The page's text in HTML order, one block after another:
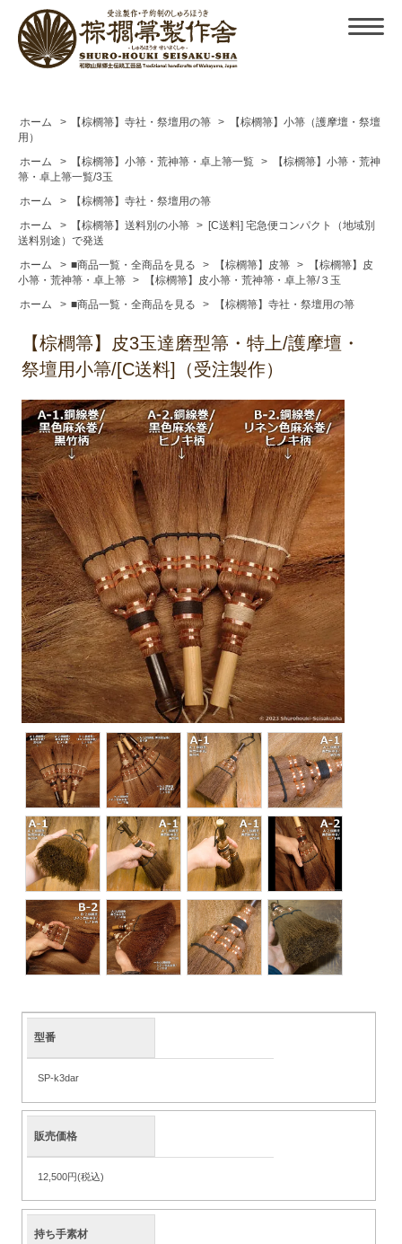
ホーム > 【棕櫚箒】寺社・祭壇用の箒 >
【棕櫚箒】小箒（護摩壇・祭壇
用）
ホーム
> 【棕櫚箒】小箒・荒神箒・卓上箒一覧 >
【棕櫚箒】小箒・荒神
箒・卓上箒一覧/3玉
ホーム
>
【棕櫚箒】寺社・祭壇用の箒
ホーム
> 【棕櫚箒】送料別の小箒 > [C送料] 宅急便コンパクト（地域別
送料別途）で発送
ホーム
> ■商品一覧・全商品を見る > 【棕櫚箒】皮箒 >
【棕櫚箒】皮
小箒・荒神箒・卓上箒 >
【棕櫚箒】皮小箒・荒神箒・卓上箒/３玉
ホーム
> ■商品一覧・全商品を見る > 【棕櫚箒】寺社・祭壇用の箒
【棕櫚箒】皮3玉達磨型箒・特上/護摩壇・
祭壇用小箒/[C送料]（受注製作）
型番
SP-k3dar
販売価格
12,500円(税込)
持ち手素材